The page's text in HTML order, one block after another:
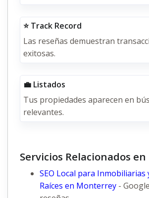
⭐ Track Record
Las reseñas demuestran
exitosas.
💼 Listados
Tus propiedades aparecen en
relevantes.
Servicios Relacionados
SEO Local para Inmobiliarias
Raíces en Monterrey -